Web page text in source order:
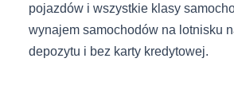
pojazdów i wszystkie klasy
wynajem samochodów na lotnisku
depozytu i bez karty kredytowej.